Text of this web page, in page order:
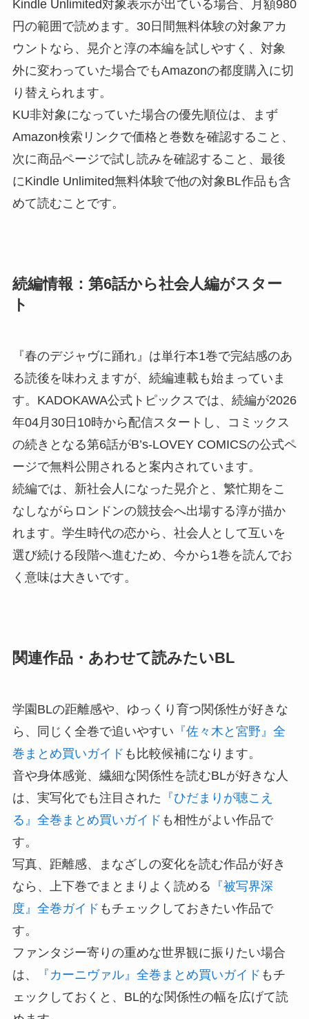
Kindle Unlimited対象表示が出ている場合、月額980
円の範囲で読めます。30日間無料体験の対象アカ
ウントなら、晃介と淳の本編を試しやすく、対象
外に変わっていた場合でもAmazonの都度購入に切
り替えられます。
KU非対象になっていた場合の優先順位は、まず
Amazon検索リンクで価格と巻数を確認すること、
次に商品ページで試し読みを確認すること、最後
にKindle Unlimited無料体験で他の対象BL作品も含
めて読むことです。
続編情報：第6話から社会人編がスター
ト
『春のデジャヴに踊れ』は単行本1巻で完結感のあ
る読後を味わえますが、続編連載も始まっていま
す。KADOKAWA公式トピックスでは、続編が2026
年04月30日10時から配信スタートし、コミックス
の続きとなる第6話がB’s-LOVEY COMICSの公式ペ
ージで無料公開されると案内されています。
続編では、新社会人になった晃介と、繁忙期をこ
なしながらロンドンの競技会へ出場する淳が描か
れます。学生時代の恋から、社会人として互いを
選び続ける段階へ進むため、今から1巻を読んでお
く意味は大きいです。
関連作品・あわせて読みたいBL
学園BLの距離感や、ゆっくり育つ関係性が好きな
ら、同じく全巻で追いやすい 『佐々木と宮野』全
巻まとめ買いガイド も比較候補になります。
音や身体感覚、繊細な関係性を読むBLが好きな人
は、実写化でも注目された 『ひだまりが聴こえ
る』全巻まとめ買いガイド も相性がよい作品で
す。
写真、距離感、まなざしの変化を読む作品が好き
なら、上下巻でまとまりよく読める 『被写界深
度』全巻ガイド もチェックしておきたい作品で
す。
ファンタジー寄りの重めな世界観に振りたい場合
は、
『カーニヴァル』全巻まとめ買いガイド もチ
ェックしておくと、BL的な関係性の幅を広げて読